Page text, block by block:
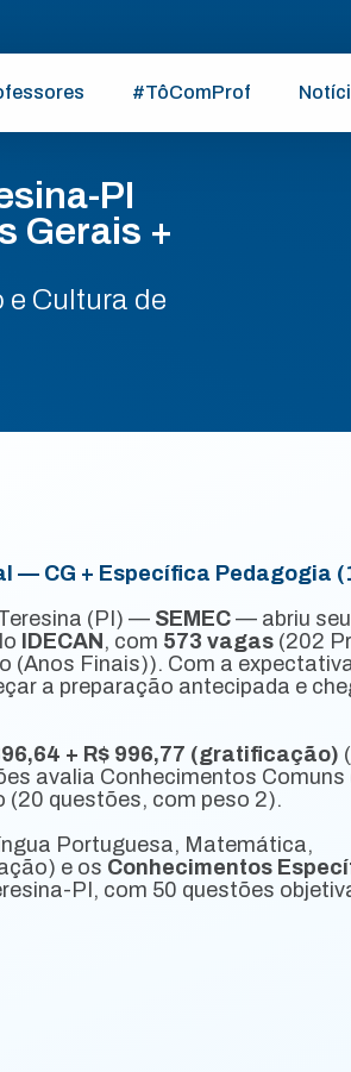
#TôComProf
PI
Gerais +
Cultura de
— CG + Específica Pedagogia
(PI) — SEMEC — abriu
IDECAN , com 573 vagas (202
(Anos Finais)). Com a
a preparação antecipada e
+ R$ 996,77 (gratificação)
avalia Conhecimentos Comuns
questões, com peso 2).
Portuguesa, Matemática,
e os Conhecimentos
PI, com 50 questões